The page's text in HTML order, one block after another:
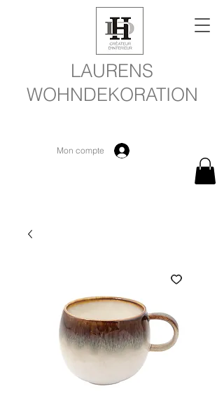
LAURENS
WOHNDEKORATION
Mon compte